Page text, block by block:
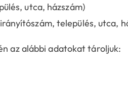
utca, házszám)
település, utca,
az alábbi adatokat tároljuk: